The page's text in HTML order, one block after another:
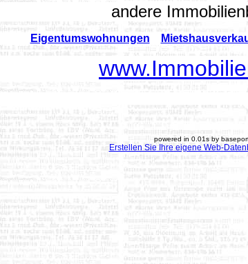
andere
Eigentumswohnungen
powered in 0.01s by
Erstellen Sie Ihre eigene Web-